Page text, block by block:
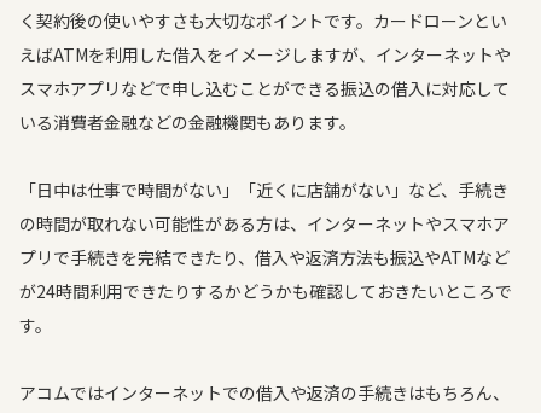
く契約後の使いやすさも大切なポイントです。カードローンとい
えばATMを利用した借入をイメージしますが、インターネットや
スマホアプリなどで申し込むことができる振込の借入に対応して
いる消費者金融などの金融機関もあります。
「日中は仕事で時間がない」「近くに店舗がない」など、手続き
の時間が取れない可能性がある方は、インターネットやスマホア
プリで手続きを完結できたり、借入や返済方法も振込やATMなど
が24時間利用できたりするかどうかも確認しておきたいところで
す。
アコムではインターネットでの借入や返済の手続きはもちろん、